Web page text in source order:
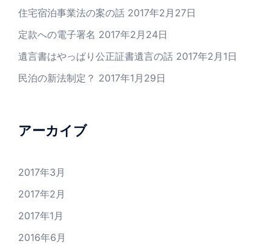
住宅宿泊事業法の案の話 2017年2月27日
定款への電子署名 2017年2月24日
遺言書はやっぱり公正証書遺言の話 2017年2月1日
民泊の新法制定？ 2017年1月29日
アーカイブ
2017年3月
2017年2月
2017年1月
2016年6月